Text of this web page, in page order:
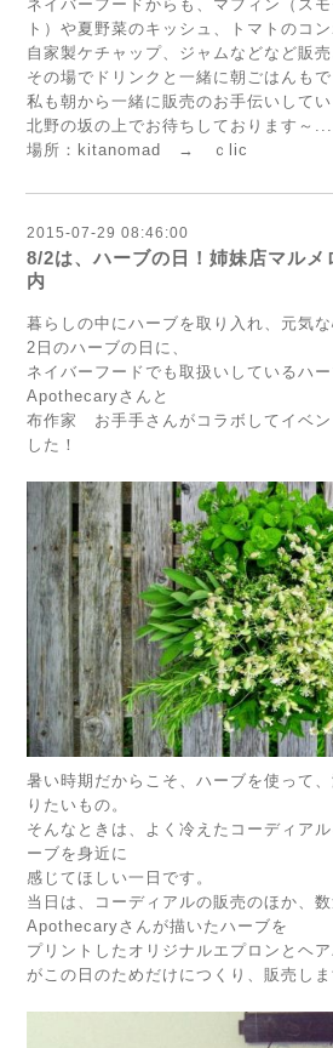
ネイバーフードからも、マフィン（ス
ト）や夏野菜のキッシュ、トマトのコン
自家製ケチャップ、ジャムなどなど販
その場でドリンクと一緒に朝ごはんもで
私も朝から一緒に販売のお手伝いしてい
北野の坂の上でお待ちしております～ ...
場所：kitanomad →
ｃlic
2015-07-29 08:46:00
8/2は、ハーブの日！姉妹店マルメ
内
暮らしの中にハーブを取り入れ、元気
2日のハーブの日に、
ネイバーフードでも取扱いしているハ
Apothecaryさんと
布作家 お手手さんがコラボしてイベン
した！
暑い時期だからこそ、ハーブを使って
りたいもの。
そんなときは、よく冷えたコーディア
ーブを身近に
感じてほしい一日です。
当日は、コーディアルの販売のほか、
Apothecaryさんが描いたハーブを
プリントしたオリジナルエプロンとヘ
がこの日のためだけにつくり、販売しま